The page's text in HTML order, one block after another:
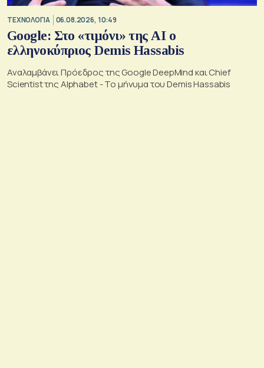
ΤΕΧΝΟΛΟΓΙΑ 06.08.2026, 10:49
Google: Στο «τιμόνι» της AI ο
ελληνοκύπριος Demis Hassabis
Αναλαμβάνει Πρόεδρος της Google DeepMind και Chief
Scientist της Alphabet - Το μήνυμα του Demis Hassabis